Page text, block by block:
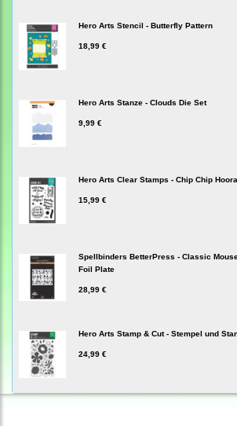
Hero Arts Stencil - Butterfly Pattern
18,99 €
Hero Arts Stanze - Clouds Die Set
9,99 €
Hero Arts Clear Stamps - Chip Chip
15,99 €
Spellbinders BetterPress - Classic
Foil Plate
28,99 €
Hero Arts Stamp & Cut - Stempel und
24,99 €